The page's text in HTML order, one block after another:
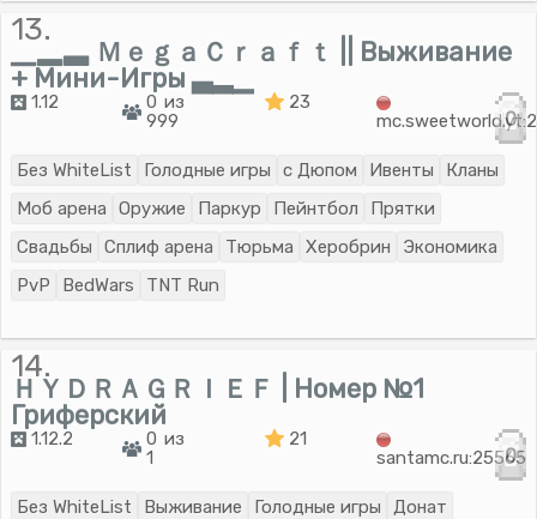
13.
▁▂▃ ＭｅｇａＣｒａｆｔ || Выживание
+ Мини-Игры ▃▂▁
1.12
0 из
999
23
0
Без WhiteList Голодные игры с Дюпом Ивенты
Кланы
Моб арена
Оружие Паркур Пейнтбол
Прятки
Свадьбы
Сплиф арена Тюрьма Херобрин
Экономика
PvP
BedWars TNT Run
14.
ＨＹＤＲＡＧＲＩＥＦ | Номер №1
Гриферский
1.12.2
0 из
1
21
santamc.ru:25565
0
Без WhiteList Выживание Голодные игры
Донат